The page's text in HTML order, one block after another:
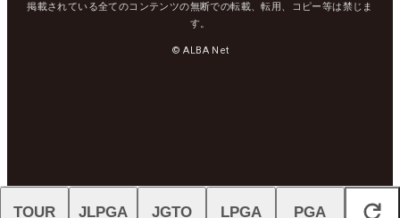
掲載されている全てのコンテンツの無断での転載、転用、コピー等は禁じま
す。
© ALBA Net
閉じる
TOUR JLPGA JGTO LPGA PGA